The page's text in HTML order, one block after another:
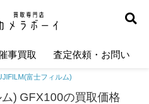
事買取 査定依頼・お問い合
富士フィルム)
) GFX100の買取価格